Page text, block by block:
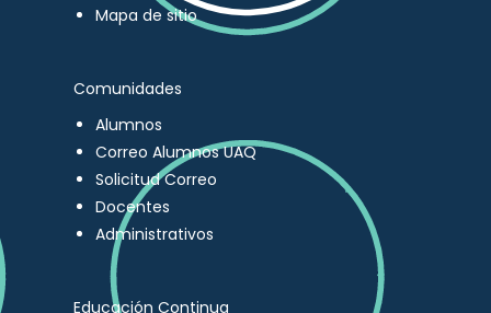
Mapa de sitio
Comunidades
Alumnos
Correo Alumnos UAQ
Solicitud Correo
Docentes
Administrativos
Educación Continua